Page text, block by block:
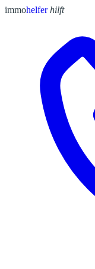
immohelfer hilft